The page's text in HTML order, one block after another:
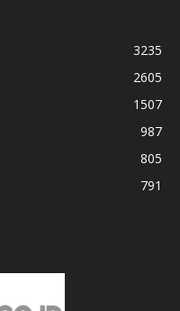
3235
2605
1507
987
805
791